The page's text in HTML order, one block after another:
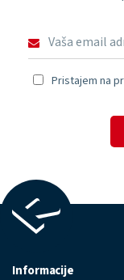
Pristajem na
Informacije